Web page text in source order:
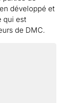
développé et
qui est
de DMC.